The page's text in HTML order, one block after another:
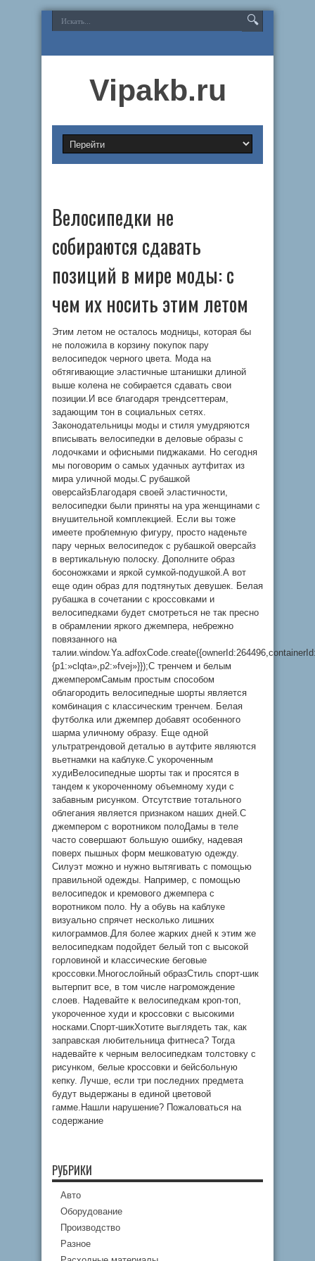
Vipakb.ru
Велосипедки не
собираются сдавать
позиций в мире моды: с
чем их носить этим летом
Этим летом не осталось модницы, которая бы
не положила в корзину покупок пару
велосипедок черного цвета. Мода на
обтягивающие эластичные штанишки длиной
выше колена не собирается сдавать свои
позиции.И все благодаря трендсеттерам,
задающим тон в социальных сетях.
Законодательницы моды и стиля умудряются
вписывать велосипедки в деловые образы с
лодочками и офисными пиджаками. Но сегодня
мы поговорим о самых удачных аутфитах из
мира уличной моды.С рубашкой
оверсайзБлагодаря своей эластичности,
велосипедки были приняты на ура женщинами с
внушительной комплекцией. Если вы тоже
имеете проблемную фигуру, просто наденьте
пару черных велосипедок с рубашкой оверсайз
в вертикальную полоску. Дополните образ
босоножками и яркой сумкой-подушкой.А вот
еще один образ для подтянутых девушек. Белая
рубашка в сочетании с кроссовками и
велосипедками будет смотреться не так пресно
в обрамлении яркого джемпера, небрежно
повязанного на
{p1:»clqta»,p2:»fvej»}});С тренчем и белым
джемперомСамым простым способом
облагородить велосипедные шорты является
комбинация с классическим тренчем. Белая
футболка или джемпер добавят особенного
шарма уличному образу. Еще одной
ультратрендовой деталью в аутфите являются
вьетнамки на каблуке.С укороченным
худиВелосипедные шорты так и просятся в
тандем к укороченному объемному худи с
забавным рисунком. Отсутствие тотального
облегания является признаком наших дней.С
джемпером с воротником полоДамы в теле
часто совершают большую ошибку, надевая
поверх пышных форм мешковатую одежду.
Силуэт можно и нужно вытягивать с помощью
правильной одежды. Например, с помощью
велосипедок и кремового джемпера с
воротником поло. Ну а обувь на каблуке
визуально спрячет несколько лишних
килограммов.Для более жарких дней к этим же
велосипедкам подойдет белый топ с высокой
горловиной и классические беговые
кроссовки.Многослойный образСтиль спорт-шик
вытерпит все, в том числе нагромождение
слоев. Надевайте к велосипедкам кроп-топ,
укороченное худи и кроссовки с высокими
носками.Спорт-шикХотите выглядеть так, как
заправская любительница фитнеса? Тогда
надевайте к черным велосипедкам толстовку с
рисунком, белые кроссовки и бейсбольную
кепку. Лучше, если три последних предмета
будут выдержаны в единой цветовой
гамме.Нашли нарушение? Пожаловаться на
содержание
РУБРИКИ
Авто
Оборудование
Производство
Разное